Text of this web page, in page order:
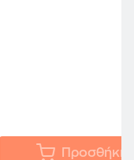
Προσθήκη